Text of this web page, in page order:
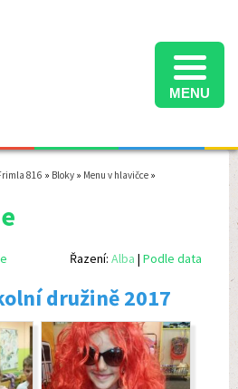
MENU
816 » Bloky » Menu v hlavičce »
Řazení: Alba | Podle data
družině 2017